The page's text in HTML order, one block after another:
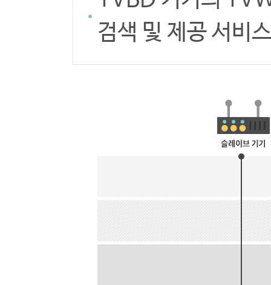
검색 및 제공 서비